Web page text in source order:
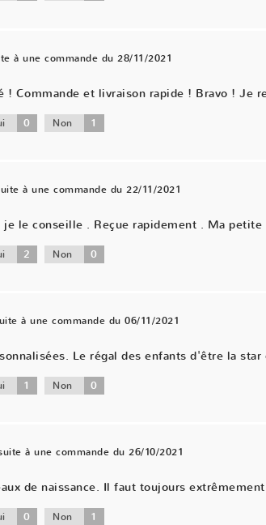
à une commande du 28/11/2021
! Commande et livraison rapide ! Bravo ! Je
0 Non 1
à une commande du 22/11/2021
le conseille . Reçue rapidement . Ma
2 Non 0
à une commande du 06/11/2021
Le régal des enfants d'être la star
1 Non 0
à une commande du 26/10/2021
de naissance. Il faut toujours
0 Non 1